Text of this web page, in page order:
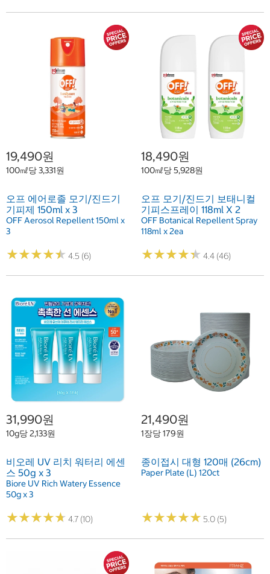
19,490원
100㎖당 3,331원
오프 에어로졸 모기/진드기
기피제 150ml x 3
OFF Aerosol Repellent 150ml x
3
★★★★★
★★★★★ 4.5 (6)
18,490원
100㎖당 5,928원
오프 모기/진드기 보태니컬
기피스프레이 118ml X 2
OFF Botanical Repellent Spray
118ml x 2ea
★★★★★
★★★★★ 4.4 (46)
31,990원
10g당 2,133원
비오레 UV 리치 워터리 에센
스 50g x 3
Biore UV Rich Watery Essence
50g x 3
★★★★★
★★★★★ 4.7 (10)
21,490원
1장당 179원
종이접시 대형 120매 (26cm)
Paper Plate (L) 120ct
★★★★★
★★★★★ 5.0 (5)